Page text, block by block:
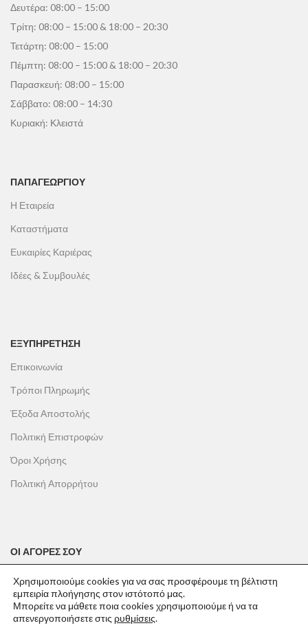
Δευτέρα: 08:00 – 15:00
Τρίτη: 08:00 – 15:00 & 18:00 – 20:30
Τετάρτη: 08:00 – 15:00
Πέμπτη: 08:00 – 15:00 & 18:00 – 20:30
Παρασκευή: 08:00 – 15:00
Σάββατο: 08:00 – 14:30
Κυριακή: Κλειστά
ΠΑΠΑΓΕΩΡΓΊΟΥ
Η Εταιρεία
Καταστήματα
Ευκαιρίες Καριέρας
Ιδέες & Συμβουλές
ΕΞΥΠΗΡΕΤΗΣΗ
Επικοινωνία
Τρόποι Πληρωμής
Έξοδα Αποστολής
Πολιτική Επιστροφών
Όροι Χρήσης
Πολιτική Απορρήτου
ΟΙ ΑΓΟΡΕΣ ΣΟΥ
Το καλάθι σου
Οι παραγγελίες σου
Χρησιμοποιούμε cookies για να σας προσφέρουμε τη βέλτιστη
εμπειρία πλοήγησης στον ιστότοπό μας.
Μπορείτε να μάθετε ποια cookies χρησιμοποιούμε ή να τα
απενεργοποιήσετε στις ρυθμίσεις.